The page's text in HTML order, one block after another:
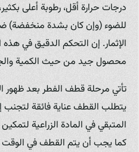
درجات حرارة أقل، رطوبة أعلى
للضوء (وإن كان بشدة منخفضة)
الإثمار. إن التحكم الدقيق في
محصول جيد من حيث الكمية
تأتي مرحلة قطف الفطر بعد ظهور
يتطلب القطف عناية فائقة لتجنب
المتبقي في المادة الزراعية
كما يجب أن يتم القطف في